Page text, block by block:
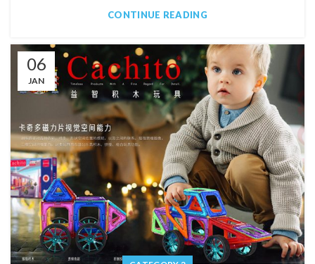
CONTINUE READING
06
JAN